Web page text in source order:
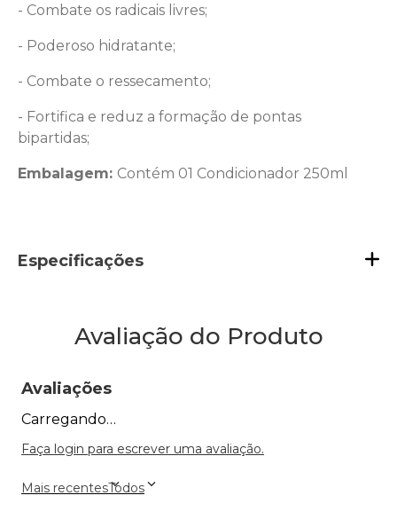
- Combate os radicais livres;
- Poderoso hidratante;
- Combate o ressecamento;
- Fortifica e reduz a formação de pontas
bipartidas;
Embalagem: Contém 01 Condicionador 250ml
Especificações
Avaliação do Produto
Avaliações
Carregando…
Faça login para escrever uma avaliação.
Mais recentesTodos